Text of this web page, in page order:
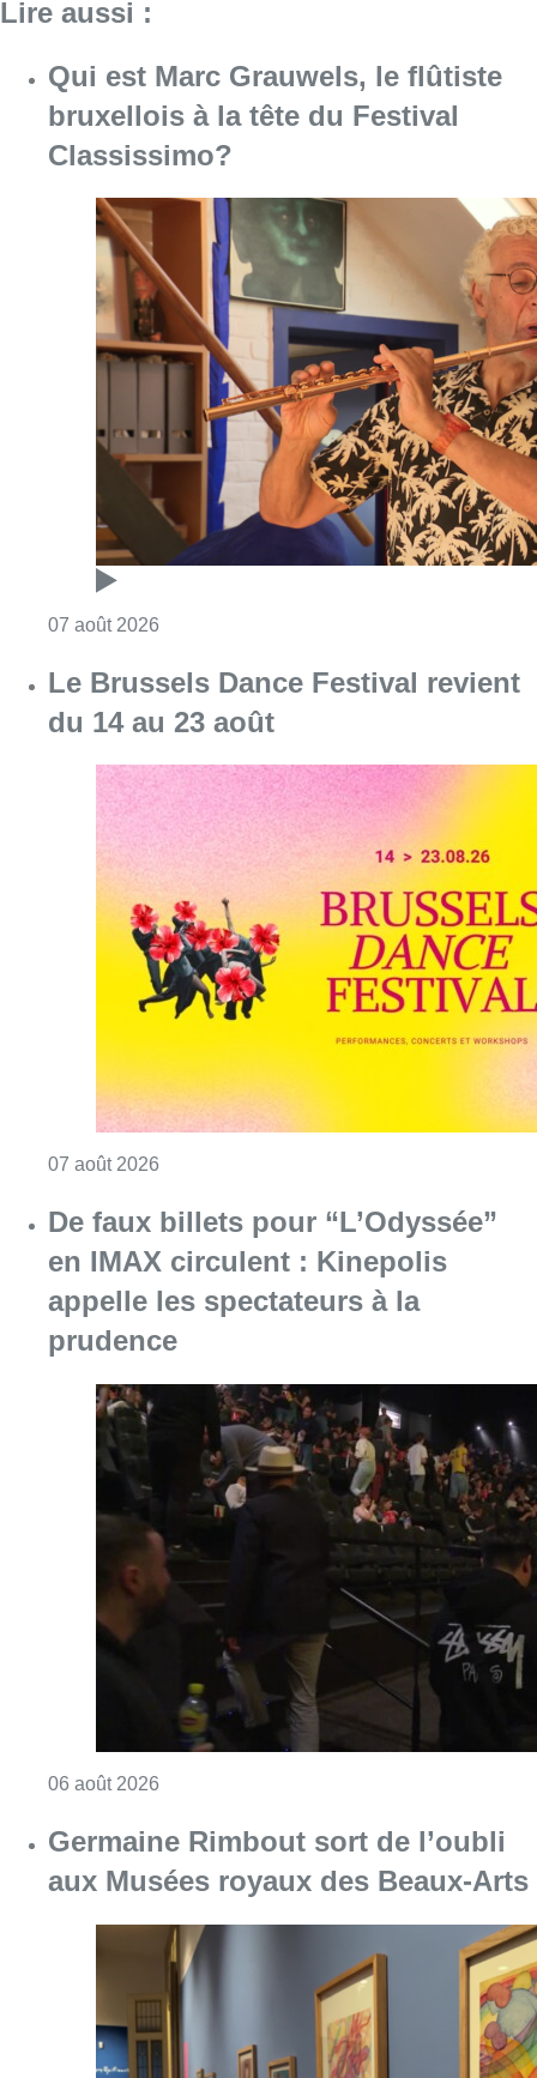
07 août 2026 Consulter l'article "Qui est Marc Grauwels,
Le Brussels Dance Festival revient
du 14 au 23 août
07 août 2026 Consulter l'article "Le Brussels Dance
De faux billets pour “L’Odyssée”
en IMAX circulent : Kinepolis
appelle les spectateurs à la
prudence
06 août 2026 Consulter l'article "De faux billets pour
Germaine Rimbout sort de l’oubli
aux Musées royaux des Beaux-Arts
05 août 2026Consulter l'article "Germaine Rimbout sort